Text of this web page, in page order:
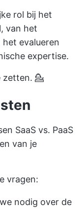
rol bij het
van het
evalueren
expertise.
zetten. 💁
SaaS vs. PaaS
van je
vragen:
nodig over de